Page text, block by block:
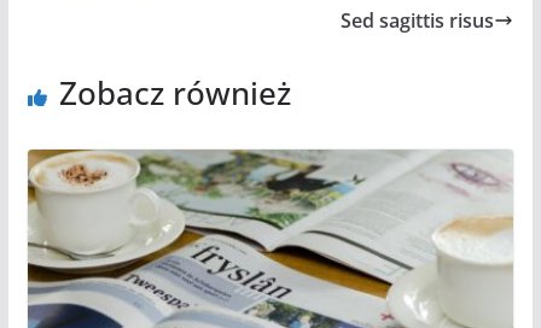
Sed sagittis risus
Zobacz również